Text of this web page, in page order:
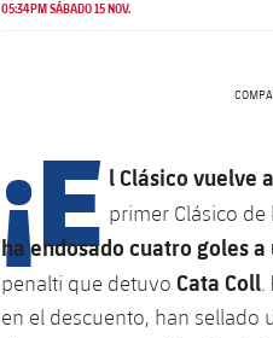
05:34PM SÁBADO 15 NOV.
¡E l Clásico vuelve
primer Clásico
ha endosado cuatro goles
penalti que detuvo Cata Coll.
en el descuento, han sellado